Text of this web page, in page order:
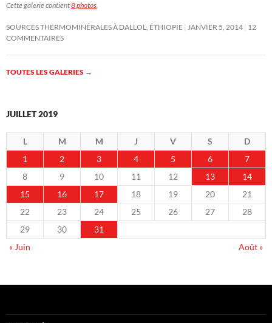
Cette galerie contient8 photos.
SOURCES THERMOMINÉRALES À DALLOL, ÉTHIOPIE JANVIER 5, 2014 12
COMMENTAIRES
TOUTES LES GALERIES →
JUILLET 2019
L M M J V S
D
1
2 3 4 5 6
7
8
9 10 11 12 13
14
15
16 17 18 19 20
21
22
23 24 25 26 27
28
29
30
31
« Juin
Août »